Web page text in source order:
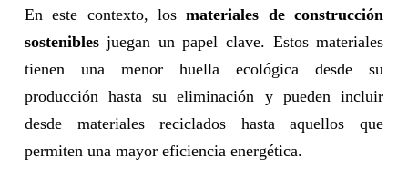
En este contexto, losmateriales de construcción
sosteniblesjuegan un papel clave. Estos materiales
tienen una menor huella ecológica desde su
producción hasta su eliminación y pueden incluir
desde materiales reciclados hasta aquellos que
permiten una mayor eficiencia energética.